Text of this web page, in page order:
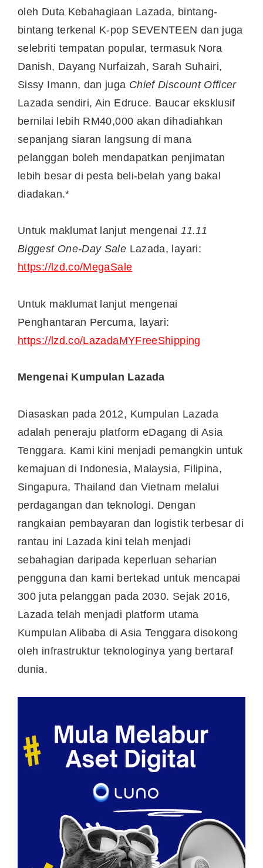
oleh Duta Kebahagiaan Lazada, bintang-
bintang terkenal K-pop SEVENTEEN dan juga
selebriti tempatan popular, termasuk Nora
Danish, Dayang Nurfaizah, Sarah Suhairi,
Sissy Imann, dan juga Chief Discount Officer
Lazada sendiri, Ain Edruce. Baucar eksklusif
bernilai lebih RM40,000 akan dihadiahkan
sepanjang siaran langsung di mana
pelanggan boleh mendapatkan penjimatan
lebih besar di pesta beli-belah yang bakal
diadakan.*
Untuk maklumat lanjut mengenai11.11
Biggest One-Day Sale Lazada, layari:
https://lzd.co/MegaSale
Untuk maklumat lanjut mengenai
Penghantaran Percuma, layari:
https://lzd.co/LazadaMYFreeShipping
Mengenai Kumpulan Lazada
Diasaskan pada 2012, Kumpulan Lazada
adalah peneraju platform eDagang di Asia
Tenggara. Kami kini menjadi pemangkin untuk
kemajuan di Indonesia, Malaysia, Filipina,
Singapura, Thailand dan Vietnam melalui
perdagangan dan teknologi. Dengan
rangkaian pembayaran dan logistik terbesar di
rantau ini Lazada kini telah menjadi
sebahagian daripada keperluan seharian
pengguna dan kami bertekad untuk mencapai
300 juta pelanggan pada 2030. Sejak 2016,
Lazada telah menjadi platform utama
Kumpulan Alibaba di Asia Tenggara disokong
oleh infrastruktur teknologinya yang bertaraf
dunia.